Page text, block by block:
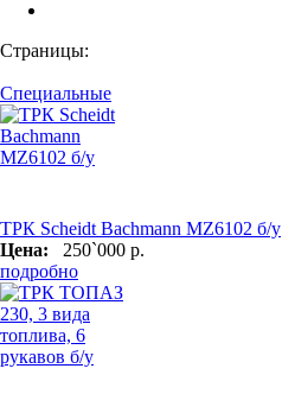
Страницы:
Специальные
ТРК Scheidt Bachmann MZ6102 б/у
Цена:
250`000 р.
подробно